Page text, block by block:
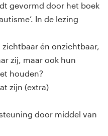
gevormd door het boek
In de lezing
zichtbaar én onzichtbaar,
zij, maar ook hun
houden?
zijn (extra)
door middel van